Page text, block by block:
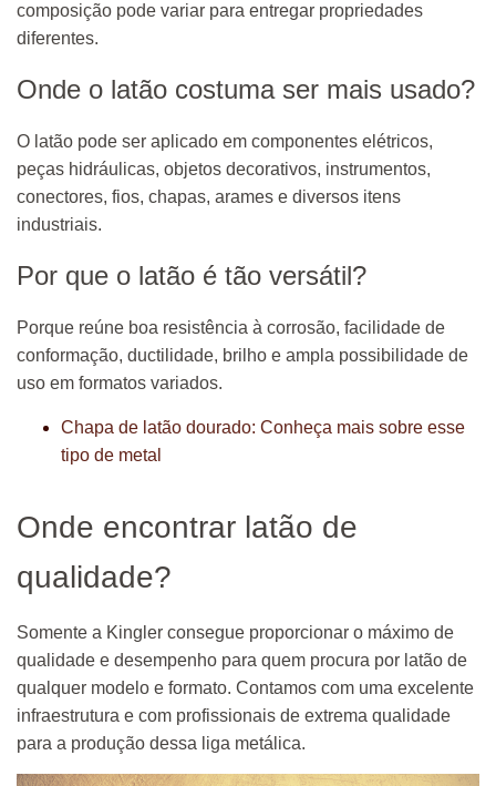
composição pode variar para entregar propriedades
diferentes.
Onde o latão costuma ser mais usado?
O latão pode ser aplicado em componentes elétricos,
peças hidráulicas, objetos decorativos, instrumentos,
conectores, fios, chapas, arames e diversos itens
industriais.
Por que o latão é tão versátil?
Porque reúne boa resistência à corrosão, facilidade de
conformação, ductilidade, brilho e ampla possibilidade de
uso em formatos variados.
Chapa de latão dourado: Conheça mais sobre esse
tipo de metal
Onde encontrar latão de
qualidade?
Somente a Kingler consegue proporcionar o máximo de
qualidade e desempenho para quem procura por latão de
qualquer modelo e formato. Contamos com uma excelente
infraestrutura e com profissionais de extrema qualidade
para a produção dessa liga metálica.